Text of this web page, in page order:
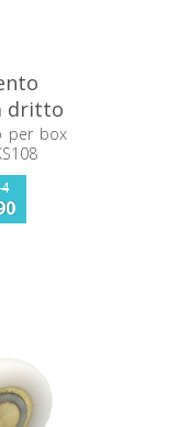
dritto
per box